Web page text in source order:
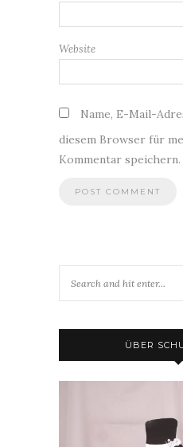
Website
Name, E-Mail-
diesem Browser für
Kommentar speichern.
ÜBER